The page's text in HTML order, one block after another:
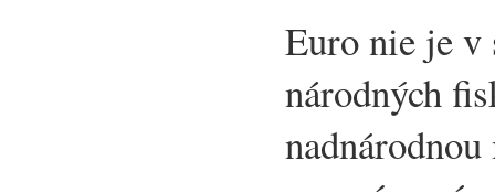
Euro nie je v
národných